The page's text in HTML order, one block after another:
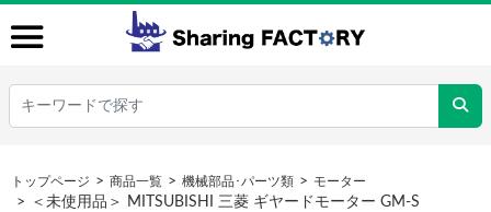
トップページ 商品一覧 機械部品･パーツ類 モーター
＜未使用品＞ MITSUBISHI 三菱 ギヤードモーター GM-S